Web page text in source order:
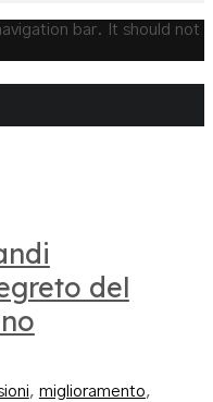
bar. It should not
del
, miglioramento,